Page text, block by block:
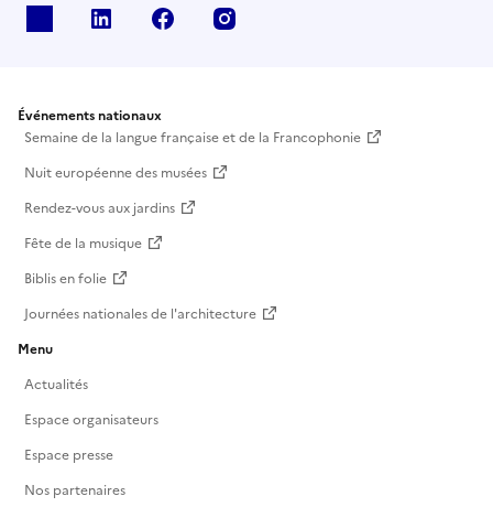
Linkedin Facebook
Événements nationaux
Semaine de la langue française et de la Francophonie
Nuit européenne des musées
Rendez-vous aux jardins
Fête de la musique
Biblis en folie
Journées nationales de l'architecture
Menu
Actualités
Espace organisateurs
Espace presse
Nos partenaires